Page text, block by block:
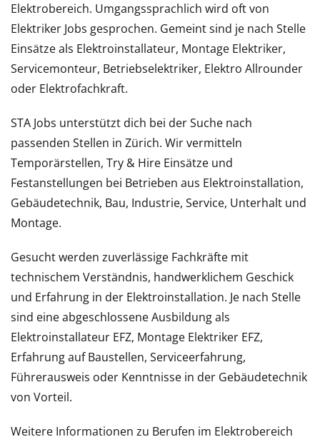
Elektrobereich. Umgangssprachlich wird oft von
Elektriker Jobs gesprochen. Gemeint sind je nach Stelle
Einsätze als Elektroinstallateur, Montage Elektriker,
Servicemonteur, Betriebselektriker, Elektro Allrounder
oder Elektrofachkraft.
STA Jobs unterstützt dich bei der Suche nach
passenden Stellen in Zürich. Wir vermitteln
Temporärstellen, Try & Hire Einsätze und
Festanstellungen bei Betrieben aus Elektroinstallation,
Gebäudetechnik, Bau, Industrie, Service, Unterhalt und
Montage.
Gesucht werden zuverlässige Fachkräfte mit
technischem Verständnis, handwerklichem Geschick
und Erfahrung in der Elektroinstallation. Je nach Stelle
sind eine abgeschlossene Ausbildung als
Elektroinstallateur EFZ, Montage Elektriker EFZ,
Erfahrung auf Baustellen, Serviceerfahrung,
Führerausweis oder Kenntnisse in der Gebäudetechnik
von Vorteil.
Weitere Informationen zu Berufen im Elektrobereich